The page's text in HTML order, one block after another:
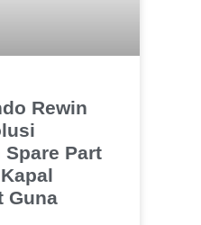
Rewin
Part
Guna